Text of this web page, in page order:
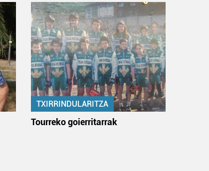
TXIRRINDULARITZA
Tourreko goierritarrak